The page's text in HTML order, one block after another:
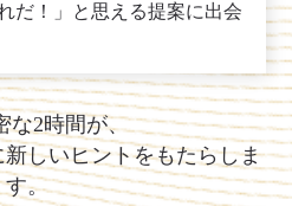
だ！」と思える提案に出会
な2時間が、
しいヒントをもたらしま
す。